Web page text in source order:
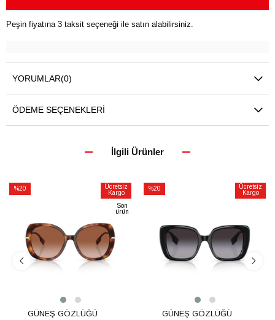
Peşin fiyatına 3 taksit seçeneği ile satın alabilirsiniz.
YORUMLAR(0)
ÖDEME SEÇENEKLERI
İlgili Ürünler
%20
Ücretsiz
Kargo
Son
ürün
GÜNEŞ GÖZLÜĞÜ
%20
Ücretsiz
Kargo
GÜNEŞ GÖZLÜĞÜ